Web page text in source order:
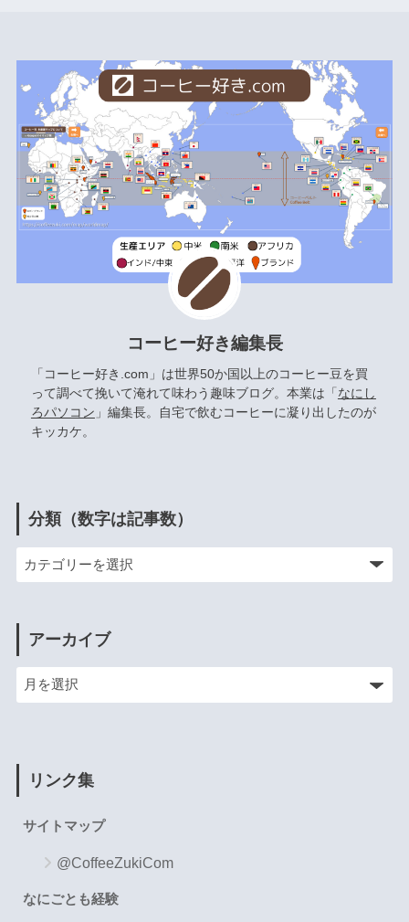
コーヒー好き編集長
「コーヒー好き.com」は世界50か国以上のコーヒー豆を買
って調べて挽いて淹れて味わう趣味ブログ。本業は「 なにし
ろパソコン 」編集長。自宅で飲むコーヒーに凝り出したのが
キッカケ。
分類（数字は記事数）
アーカイブ
リンク集
サイトマップ
@CoffeeZukiCom
なにごとも経験